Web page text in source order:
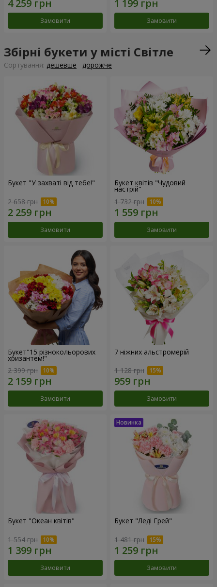
Замовити Замовити
Збірні букети у місті Світле
Сортування: дешевше дорожче
Букет "У захваті від тебе!"
2 658 грн
Замовити
Букет квітів "Чудовий
настрій"
1 732 грн
Замовити
Букет"15 різнокольорових
хризантем!"
2 399 грн
Замовити
7 ніжних альстромерій
1 128 грн
Замовити
Букет "Океан квітів"
1 554 грн
Замовити
Букет "Леді Грей"
1 481 грн
Замовити